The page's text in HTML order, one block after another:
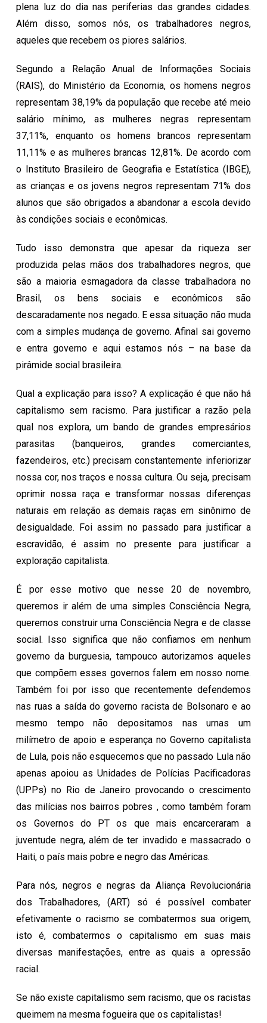
plena luz do dia nas periferias das grandes cidades.
Além disso, somos nós, os trabalhadores negros,
aqueles que recebem os piores salários.
Segundo a Relação Anual de Informações Sociais
(RAIS), do Ministério da Economia, os homens negros
representam 38,19% da população que recebe até meio
salário mínimo, as mulheres negras representam
37,11%, enquanto os homens brancos representam
11,11% e as mulheres brancas 12,81%. De acordo com
o Instituto Brasileiro de Geografia e Estatística (IBGE),
as crianças e os jovens negros representam 71% dos
alunos que são obrigados a abandonar a escola devido
às condições sociais e econômicas.
Tudo isso demonstra que apesar da riqueza ser
produzida pelas mãos dos trabalhadores negros, que
são a maioria esmagadora da classe trabalhadora no
Brasil, os bens sociais e econômicos são
descaradamente nos negado. E essa situação não muda
com a simples mudança de governo. Afinal sai governo
e entra governo e aqui estamos nós – na base da
pirâmide social brasileira.
Qual a explicação para isso? A explicação é que não há
capitalismo sem racismo. Para justificar a razão pela
qual nos explora, um bando de grandes empresários
parasitas (banqueiros, grandes comerciantes,
fazendeiros, etc.) precisam constantemente inferiorizar
nossa cor, nos traços e nossa cultura. Ou seja, precisam
oprimir nossa raça e transformar nossas diferenças
naturais em relação as demais raças em sinônimo de
desigualdade. Foi assim no passado para justificar a
escravidão, é assim no presente para justificar a
exploração capitalista.
É por esse motivo que nesse 20 de novembro,
queremos ir além de uma simples Consciência Negra,
queremos construir uma Consciência Negra e de classe
social. Isso significa que não confiamos em nenhum
governo da burguesia, tampouco autorizamos aqueles
que compõem esses governos falem em nosso nome.
Também foi por isso que recentemente defendemos
nas ruas a saída do governo racista de Bolsonaro e ao
mesmo tempo não depositamos nas urnas um
milímetro de apoio e esperança no Governo capitalista
de Lula, pois não esquecemos que no passado Lula não
apenas apoiou as Unidades de Polícias Pacificadoras
(UPPs) no Rio de Janeiro provocando o crescimento
das milícias nos bairros pobres , como também foram
os Governos do PT os que mais encarceraram a
juventude negra, além de ter invadido e massacrado o
Haiti, o país mais pobre e negro das Américas.
Para nós, negros e negras da Aliança Revolucionária
dos Trabalhadores, (ART) só é possível combater
efetivamente o racismo se combatermos sua origem,
isto é, combatermos o capitalismo em suas mais
diversas manifestações, entre as quais a opressão
racial.
Se não existe capitalismo sem racismo, que os racistas
queimem na mesma fogueira que os capitalistas!